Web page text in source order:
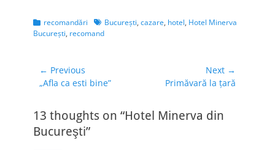
Categories
recomandări TagsBucureşti, cazare, hotel, Hotel Minerva
Bucureşti, recomand
Navigare
în
← Previous
Previous
„Afla ca esti bine”
Next →
Primăvară la ţară
13 thoughts on “Hotel Minerva din
Bucureşti”